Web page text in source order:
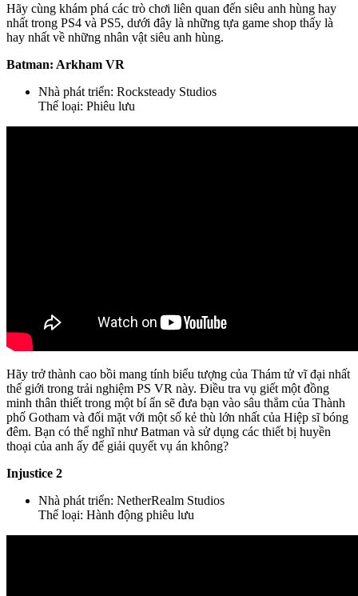
Hãy cùng khám phá các trò chơi liên quan đến siêu anh hùng hay
nhất trong PS4 và PS5, dưới đây là những tựa game shop thấy là
hay nhất về những nhân vật siêu anh hùng.
Batman: Arkham VR
Nhà phát triển: Rocksteady Studios
Thể loại: Phiêu lưu
Hãy trở thành cao bồi mang tính biểu tượng của Thám tử vĩ đại nhất
thế giới trong trải nghiệm PS VR này. Điều tra vụ giết một đồng
minh thân thiết trong một bí ẩn sẽ đưa bạn vào sâu thẳm của Thành
phố Gotham và đối mặt với một số kẻ thù lớn nhất của Hiệp sĩ bóng
đêm. Bạn có thể nghĩ như Batman và sử dụng các thiết bị huyền
thoại của anh ấy để giải quyết vụ án không?
Injustice 2
Nhà phát triển: NetherRealm Studios
Thể loại: Hành động phiêu lưu